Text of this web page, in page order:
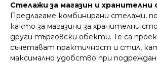
Стелажи за магазин и хранителни
Предлагаме комбинирани стелажи,
както за магазини за хранителни
други търговски обекти. Те са
съчетават практичност и стил,
максимално удобство при